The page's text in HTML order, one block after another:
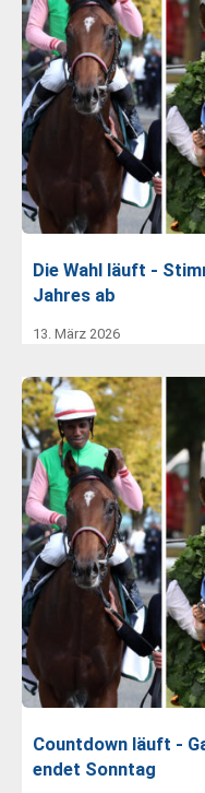
Die Wahl läuft -
Jahres ab
13. März 2026
Countdown läuft -
endet Sonntag